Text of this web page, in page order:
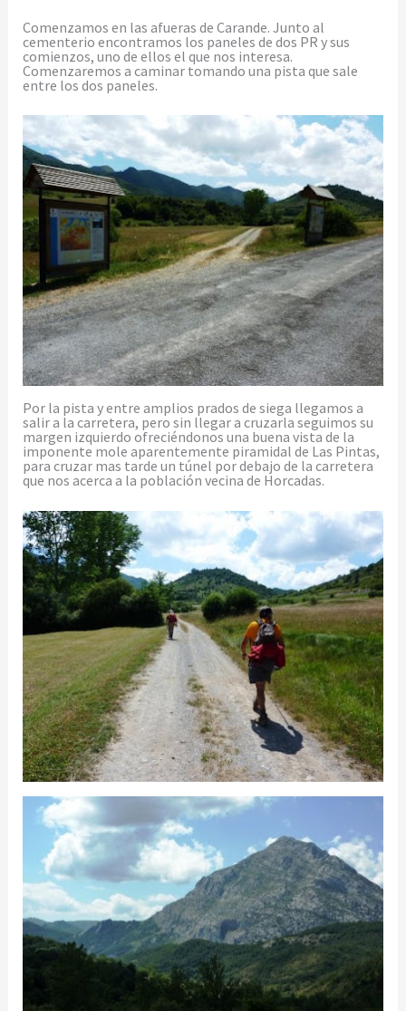
Comenzamos en las afueras de Carande. Junto al
cementerio encontramos los paneles de dos PR y sus
comienzos, uno de ellos el que nos interesa.
Comenzaremos a caminar tomando una pista que sale
entre los dos paneles.
Por la pista y entre amplios prados de siega llegamos a
salir a la carretera, pero sin llegar a cruzarla seguimos su
margen izquierdo ofreciéndonos una buena vista de la
imponente mole aparentemente piramidal de Las Pintas,
para cruzar mas tarde un túnel por debajo de la carretera
que nos acerca a la población vecina de Horcadas.